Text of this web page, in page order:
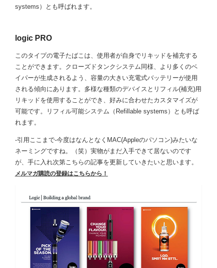
systems）とも呼ばれます。
logic PRO
このタイプの電子たばこは、使用者が自身でリキッドを補充する
ことができます。クローズドタンクシステム同様、より多くのベ
イパーが生成されるよう、容量の大きい充電式バッテリーが使用
される傾向にあります。多様な種類のデバイスとリフィル(補充)用
リキッドを使用することができ、好みに合わせたカスタマイズが
可能です。リフィル可能システム（Refillable systems）とも呼ば
れます。
-引用ここまで-今度はなんとなくMAC(Appleのパソコン)みたいな
ネーミングですね。（笑）実物がまだ入手できて居ないのです
が、手に入れ次第こちらの記事を更新していきたいと思います。
メルマガ購読の登録はこちらから！